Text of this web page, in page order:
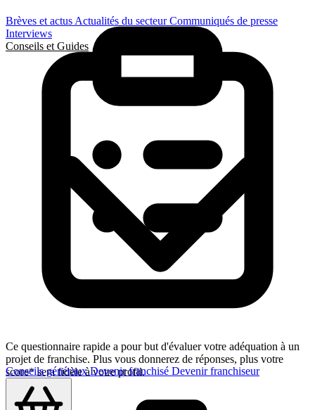
Brèves et actus Actualités du secteurCommuniqués de presse
Interviews
Conseils et Guides
Conseils générauxDevenir franchisé Devenir franchiseur
Ce questionnaire rapide a pour but d'évaluer votre adéquation à un
projet de franchise. Plus vous donnerez de réponses, plus votre
score* sera fidèle à votre profil.